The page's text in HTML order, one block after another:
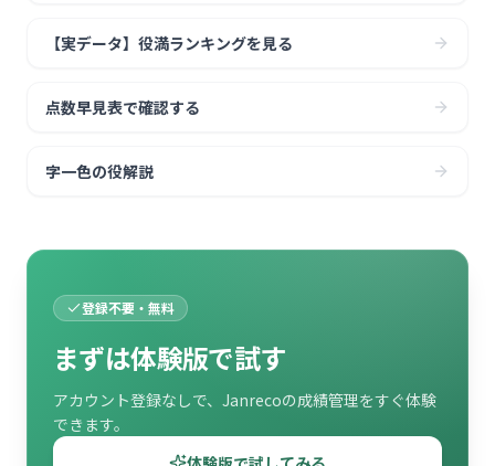
【実データ】役満ランキングを見る
点数早見表で確認する
字一色の役解説
登録不要・無料
まずは体験版で試す
アカウント登録なしで、Janrecoの成績管理をすぐ体験
できます。